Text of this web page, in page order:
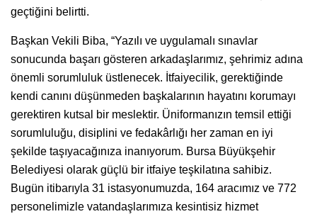
geçtiğini belirtti.
Başkan Vekili Biba, “Yazılı ve uygulamalı sınavlar
sonucunda başarı gösteren arkadaşlarımız, şehrimiz adına
önemli sorumluluk üstlenecek. İtfaiyecilik, gerektiğinde
kendi canını düşünmeden başkalarının hayatını korumayı
gerektiren kutsal bir meslektir. Üniformanızın temsil ettiği
sorumluluğu, disiplini ve fedakârlığı her zaman en iyi
şekilde taşıyacağınıza inanıyorum. Bursa Büyükşehir
Belediyesi olarak güçlü bir itfaiye teşkilatına sahibiz.
Bugün itibarıyla 31 istasyonumuzda, 164 aracımız ve 772
personelimizle vatandaşlarımıza kesintisiz hizmet